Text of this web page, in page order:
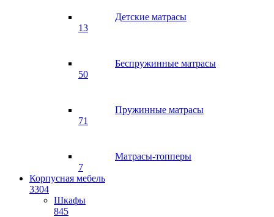
Детские матрасы
13
Беспружинные матрасы
50
Пружинные матрасы
71
Матрасы-топперы
7
Корпусная мебель
3304
Шкафы
845